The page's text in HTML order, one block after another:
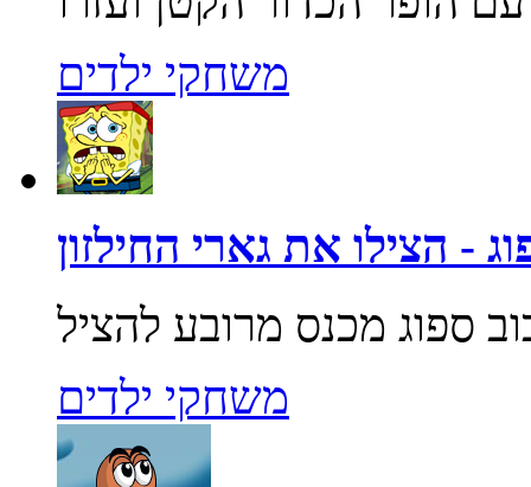
משחקי ילדים
- הצילו את גארי החילזון
משחקי ילדים